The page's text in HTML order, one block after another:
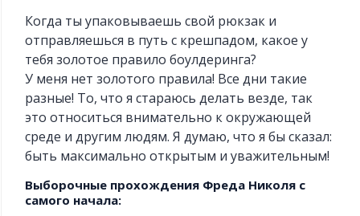
Когда ты упаковываешь свой рюкзак и
отправляешься в путь с крешпадом, какое у
тебя золотое правило боулдеринга?
У меня нет золотого правила! Все дни такие
разные! То, что я стараюсь делать везде, так
это относиться внимательно к окружающей
среде и другим людям. Я думаю, что я бы сказал:
быть максимально открытым и уважительным!
Выборочные прохождения Фреда Николя с
самого начала: